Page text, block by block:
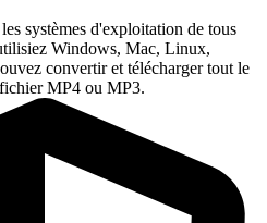
systèmes d'exploitation de tous
Windows, Mac, Linux,
convertir et télécharger tout le
MP4 ou MP3.